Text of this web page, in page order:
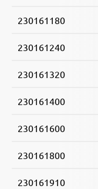
230161180
230161240
230161320
230161400
230161600
230161800
230161910